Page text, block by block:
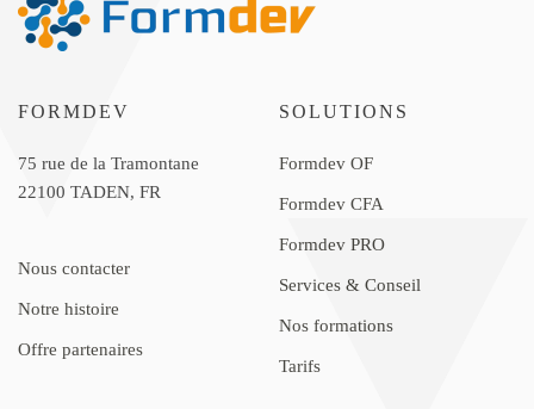
FORMDEV
75 rue de la Tramontane
22100 TADEN, FR
Nous contacter
Notre histoire
Offre partenaires
SOLUTIONS
Formdev OF
Formdev CFA
Formdev PRO
Services & Conseil
Nos formations
Tarifs